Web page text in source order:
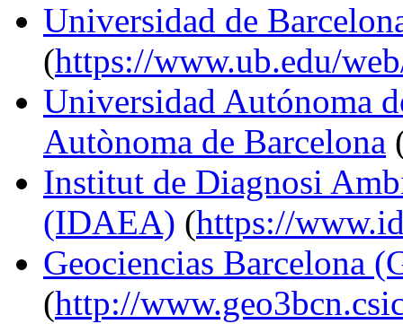
Universidad de
(https://www.ub.edu/
Universidad Autónoma
Autònoma de Barcelona
Institut de Diagnosi
(IDAEA) (https://
Geociencias Barcelona
(http://